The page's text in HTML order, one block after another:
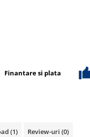
Finantare si plata
(1) Review-uri (0)